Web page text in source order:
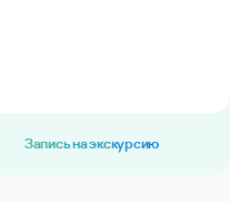
Запись на экскурсию